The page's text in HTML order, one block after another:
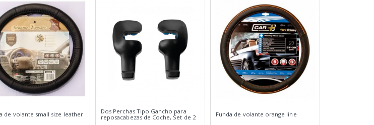
de volante small size leather
Dos Perchas Tipo Gancho para
reposacabezas de Coche, Set de 2
Funda de volante orange line